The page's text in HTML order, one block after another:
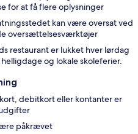
for at få flere oplysninger
kan være oversat ved
oversættelsesværktøjer
restaurant er lukket hver lørdag
og lokale skoleferier.
debitkort eller kontanter er
påkrævet